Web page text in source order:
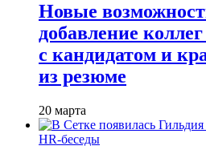
Новые
добавление
с кандидатом и
из резюме
20 марта
HR-беседы